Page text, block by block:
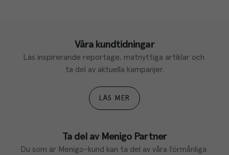
Våra kundtidningar
Läs inspirerande reportage, matnyttiga artiklar och
ta del av aktuella kampanjer.
LÄS MER
Ta del av Menigo Partner
Du som är Menigo-kund kan ta del av våra förmånliga